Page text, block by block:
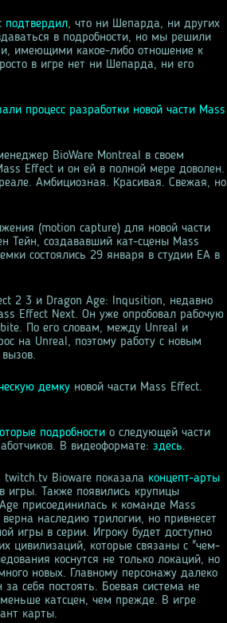
подтвердил, что ни Шепарда, ни других
в подробности, но мы решили
имеющими какое-либо отношение к
в игре нет ни Шепарда, ни его
процесс разработки новой части Mass
BioWare Montreal в своем
Effect и он ей в полной мере доволен.
Амбициозная. Красивая. Свежая, но
(motion capture) для новой части
Тейн, создававший кат-сцены Mass
состоялись 29 января в студии EA в
2 3 и Dragon Age: Inqusition, недавно
Effect Next. Он уже опробовал рабочую
По его словам, между Unreal и
на Unreal, поэтому работу с новым
демку новой части Mass Effect.
подробности о следующей части
В видеоформате: здесь.
twitch.tv Bioware показала концепт-арты
игры. Также появились крупицы
присоединилась к команде Mass
наследию трилогии, но привнесет
игры в серии. Игроку будет доступно
цивилизаций, которые связаны с "чем-
коснутся не только локаций, но
новых. Главному персонажу далеко
себя постоять. Боевая система не
катсцен, чем прежде. В игре
карты.